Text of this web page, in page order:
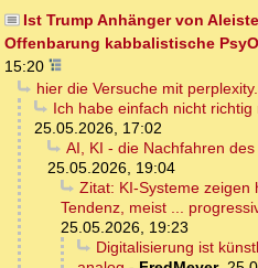
Ist Trump Anhänger von
Offenbarung kabbalistische
15:20
hier die Versuche mit
Ich habe einfach nicht richtig
25.05.2026, 17:02
AI, KI - die Nachfahren
25.05.2026, 19:04
Zitat: KI-Systeme zeigen
Tendenz, meist ...
25.05.2026, 19:23
Digitalisierung ist